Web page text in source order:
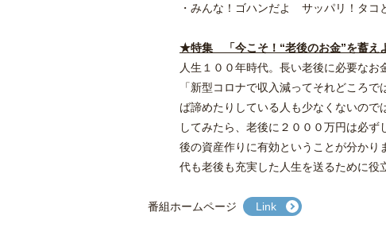
・ みんな！ゴハンだよ サッパリ！タコ
★特集 「今こそ！“老後のお金”を蓄え
人生１００年時代。長い老後に必要なお
「新型コロナで収入減ってそれどころ
ば諦めたりしている人も少なくないの
してみたら、老後に２０００万円は必
後の資産作りに有効ということが分かり
代も老後も充実した人生を送るために役
番組ホームページ Link